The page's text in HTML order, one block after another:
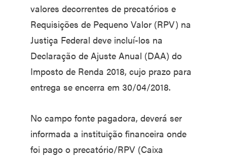
valores decorrentes de precatórios e
Requisições de Pequeno Valor (RPV) na
Justiça Federal deve incluí-los na
Declaração de Ajuste Anual (DAA) do
Imposto de Renda 2018, cujo prazo para
entrega se encerra em 30/04/2018.
No campo fonte pagadora, deverá ser
informada a instituição financeira onde
foi pago o precatório/RPV (Caixa